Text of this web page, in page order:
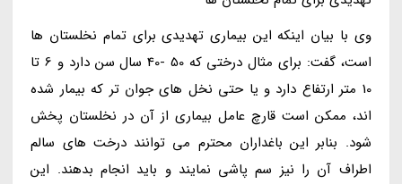
وی با بیان اینکه این بیماری تهدیدی برای تمام نخلستان ها
است، گفت: برای مثال درختی که 50 -40 سال سن دارد و 6 تا
10 متر ارتفاع دارد و یا حتی نخل های جوان تر که بیمار شده
اند، ممکن است قارچ عامل بیماری از آن در نخلستان پخش
شود. بنابر این باغداران محترم می توانند درخت های سالم
اطراف آن را نیز سم پاشی نمایند و باید انجام بدهند. این